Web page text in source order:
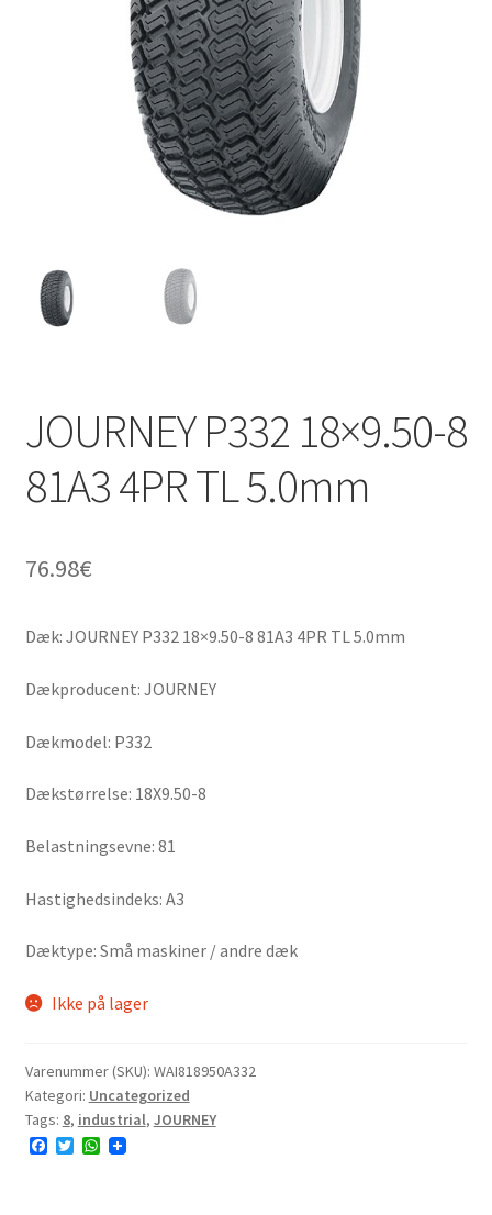
JOURNEY P332 18×9.50-8
81A3 4PR TL 5.0mm
76.98€
Dæk: JOURNEY P332 18×9.50-8 81A3 4PR TL 5.0mm
Dækproducent: JOURNEY
Dækmodel: P332
Dækstørrelse: 18X9.50-8
Belastningsevne: 81
Hastighedsindeks: A3
Dæktype: Små maskiner / andre dæk
Ikke på lager
Varenummer (SKU): WAI818950A332
Kategori: Uncategorized
Tags: 8, industrial, JOURNEY
F
T
W